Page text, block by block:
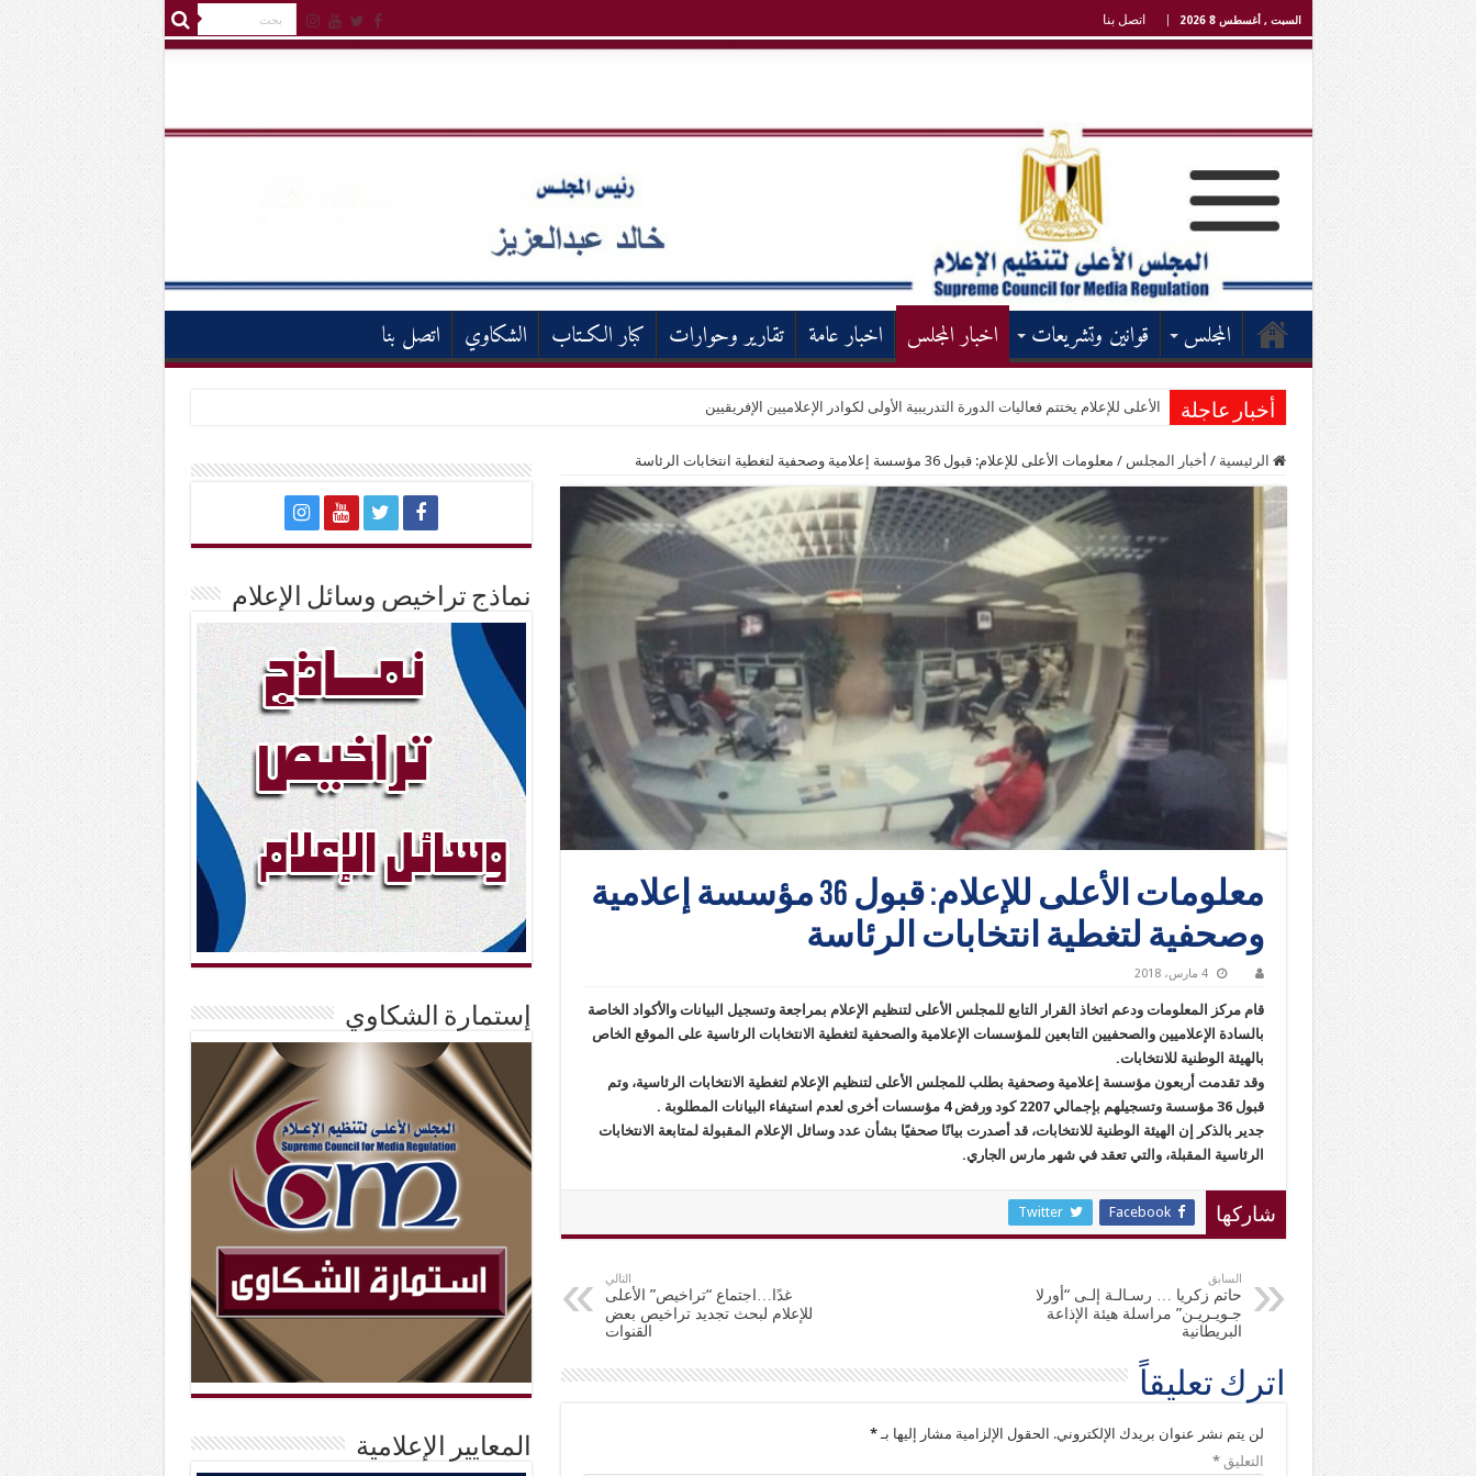
السبت , أغسطس 8 2026 اتصل بنا
المجلس قوانين وتشريعات اخبار المجلس اخبار عامة تقارير وحوارات كبار الكـتاب الشكاوي اتصل بنا
أخبار عاجلة الأعلى للإعلام يختتم فعاليات الدورة التدريبية الأولى لكوادر الإعلاميين الإفريقيين
الرئيسية / أخبار المجلس / معلومات الأعلى للإعلام: قبول 36 مؤسسة إعلامية وصحفية لتغطية انتخابات الرئاسة
معلومات الأعلى للإعلام: قبول 36 مؤسسة إعلامية
وصحفية لتغطية انتخابات الرئاسة
4 مارس، 2018
قام مركز المعلومات ودعم اتخاذ القرار التابع للمجلس الأعلى لتنظيم الإعلام بمراجعة وتسجيل البيانات والأكواد الخاصة
بالسادة الإعلاميين والصحفيين التابعين للمؤسسات الإعلامية والصحفية لتغطية الانتخابات الرئاسية على الموقع الخاص
بالهيئة الوطنية للانتخابات.
وقد تقدمت أربعون مؤسسة إعلامية وصحفية بطلب للمجلس الأعلى لتنظيم الإعلام لتغطية الانتخابات الرئاسية، وتم
قبول 36 مؤسسة وتسجيلهم بإجمالي 2207 كود ورفض 4 مؤسسات أخرى لعدم استيفاء البيانات المطلوبة .
جدير بالذكر إن الهيئة الوطنية للانتخابات، قد أصدرت بيانًا صحفيًا بشأن عدد وسائل الإعلام المقبولة لمتابعة الانتخابات
الرئاسية المقبلة، والتي تعقد في شهر مارس الجاري.
شاركها Facebook
Twitter
السابق
حاتم زكريا … رسـالـة إلـى “أورلا
جـويـريـن” مراسلة هيئة الإذاعة
البريطانية
التالي
غدًا…اجتماع “تراخيص” الأعلى
للإعلام لبحث تجديد تراخيص بعض
القنوات
اترك تعليقاً
لن يتم نشر عنوان بريدك الإلكتروني. الحقول الإلزامية مشار إليها بـ*
التعليق*
نماذج تراخيص وسائل الإعلام
إستمارة الشكاوي
المعايير الإعلامية